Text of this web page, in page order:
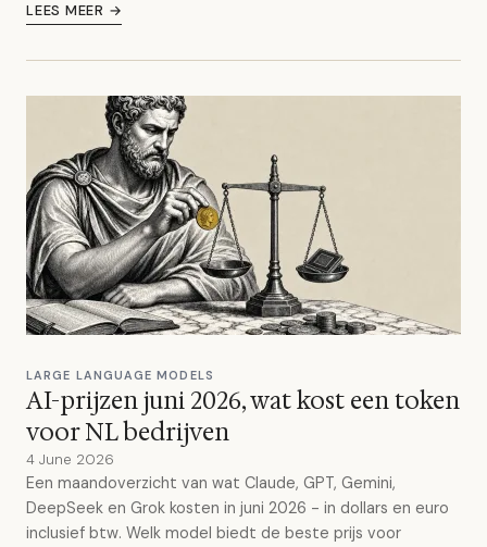
LEES MEER →
LARGE LANGUAGE MODELS
AI-prijzen juni 2026, wat kost een token
voor NL bedrijven
4 June 2026
Een maandoverzicht van wat Claude, GPT, Gemini,
DeepSeek en Grok kosten in juni 2026 - in dollars en euro
inclusief btw. Welk model biedt de beste prijs voor